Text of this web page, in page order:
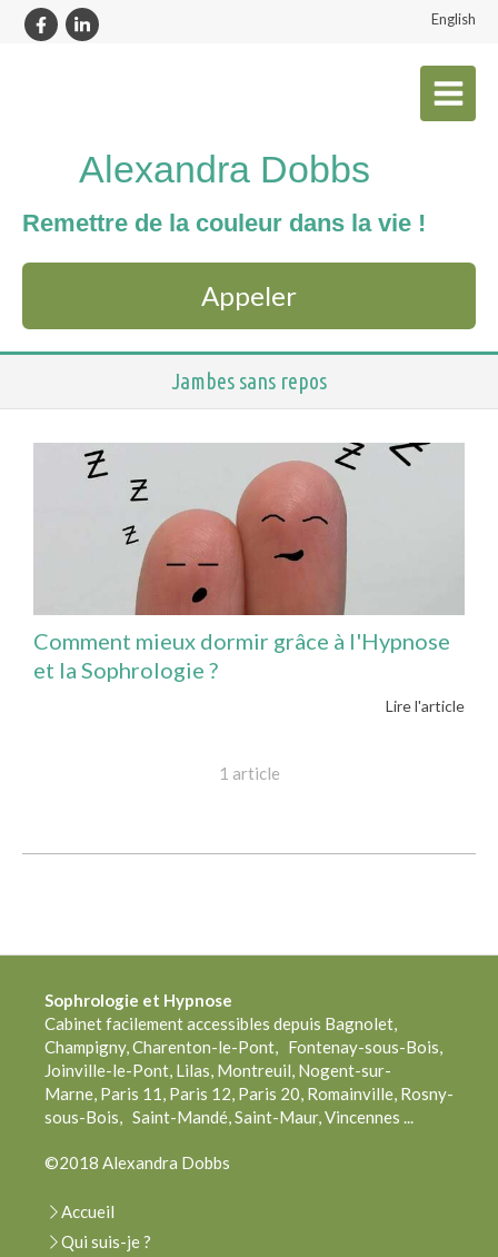
English
Alexandra Dobbs
Remettre de la couleur dans la vie !
Appeler
Jambes sans repos
Comment mieux dormir grâce à l'Hypnose
et la Sophrologie ?
Lire l'article
1 article
Sophrologie et Hypnose
Cabinet facilement accessibles depuis Bagnolet,
Champigny, Charenton-le-Pont, Fontenay-sous-Bois,
Joinville-le-Pont, Lilas, Montreuil, Nogent-sur-
Marne, Paris 11, Paris 12, Paris 20, Romainville, Rosny-
sous-Bois, Saint-Mandé, Saint-Maur, Vincennes ...
©2018 Alexandra Dobbs
Accueil
Qui suis-je ?